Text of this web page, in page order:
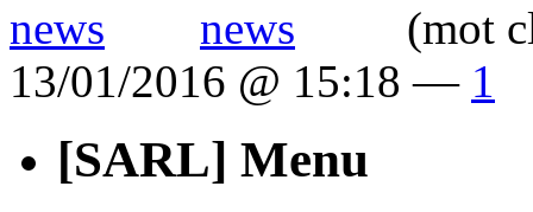
(mot
13/01/2016 @ 15:18 — 1
[SARL] Menu